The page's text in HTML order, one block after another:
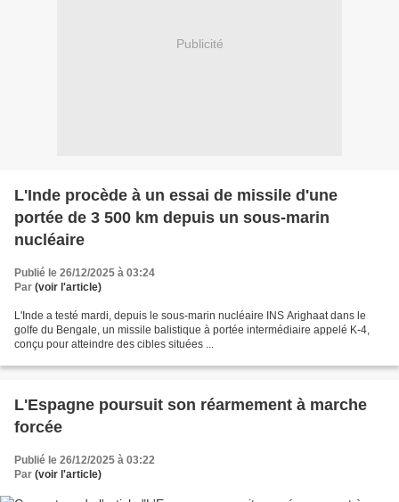
Publicité
L'Inde procède à un essai de missile d'une
portée de 3 500 km depuis un sous-marin
nucléaire
Publié le 26/12/2025 à 03:24
Par (voir l'article)
L'Inde a testé mardi, depuis le sous-marin nucléaire INS Arighaat dans le
golfe du Bengale, un missile balistique à portée intermédiaire appelé K-4,
conçu pour atteindre des cibles situées ...
L'Espagne poursuit son réarmement à marche
forcée
Publié le 26/12/2025 à 03:22
Par (voir l'article)